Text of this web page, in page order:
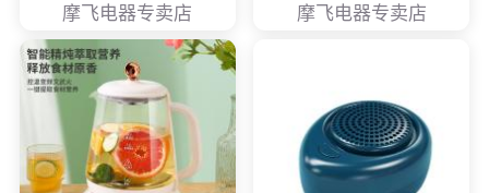
摩飞电器专卖店 摩飞电器专卖店